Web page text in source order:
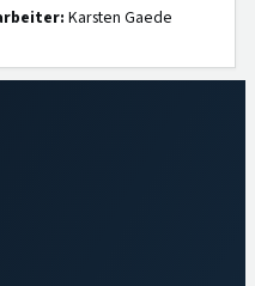
Karsten Gaede